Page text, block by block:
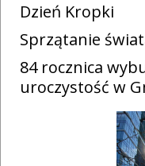
Dzień Kropki
Sprzątanie
84 rocznica
uroczystość w